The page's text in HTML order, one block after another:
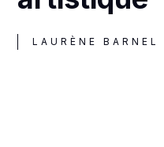
LAURÈNE BARNEL